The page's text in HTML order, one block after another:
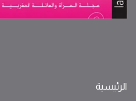
الرئيسية